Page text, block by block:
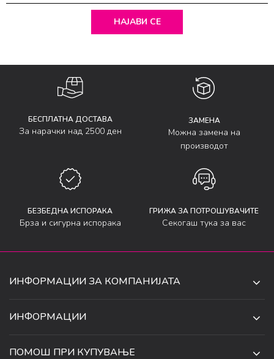
НАЈАВИ СЕ
БЕСПЛАТНА ДОСТАВА
За нарачки над 2500 ден
ЗАМЕНА
Можна замена на
производот
БЕЗБЕДНА ИСПОРАКА
Брза и сигурна испорака
ГРИЖА ЗА ПОТРОШУВАЧИТЕ
Секогаш тука за вас
ИНФОРМАЦИИ ЗА КОМПАНИЈАТА
ИНФОРМАЦИИ
ПОМОШ ПРИ КУПУВАЊЕ